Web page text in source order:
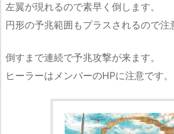
左翼が現れるので素早く倒します。
円形の予兆範囲もプラスされるので注
倒すまで連続で予兆攻撃が来ます。
ヒーラーはメンバーのHPに注意です。